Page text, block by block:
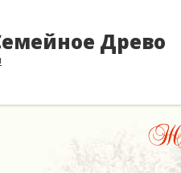
Древо